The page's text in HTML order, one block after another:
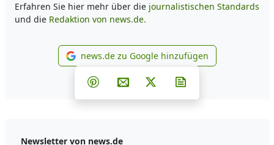
Erfahren Sie hier mehr über die journalistischen Standards
und die Redaktion von news.de.
news.de zu Google
news.de zu Google hinzufügen
Teilen auf Facebook
Teilen auf Whatsapp
Teilen auf Telegram
Teilen auf Pinterest
Per E-Mail teilen
Post auf X
Newsletter von news.de